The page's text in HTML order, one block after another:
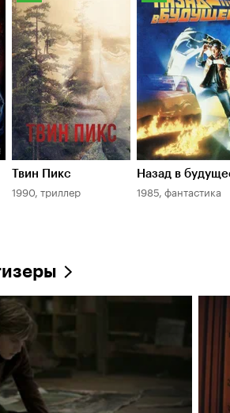
Кинопоиска
8.4
Твин Пикс
1990, триллер
Кинопоиска
8.6
Назад в
1985, фантастика